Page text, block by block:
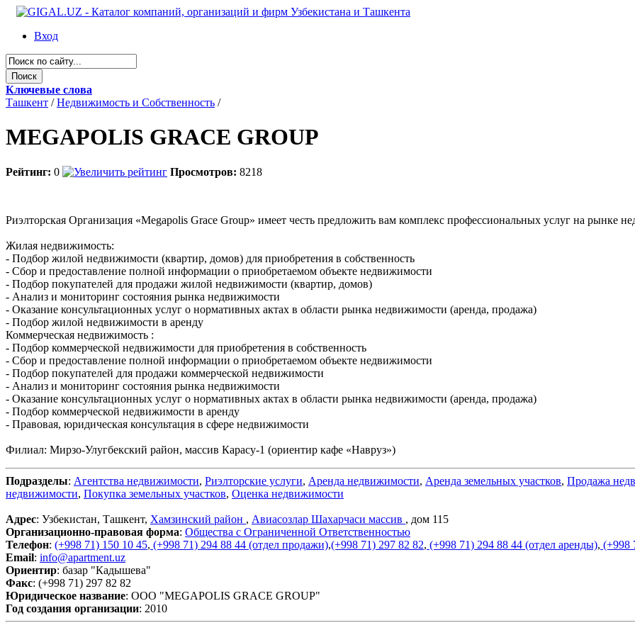
Вход
Ключевые слова
Ташкент / Недвижимость и Собственность /
MEGAPOLIS GRACE GROUP
Рейтинг: 0 Просмотров: 8218
Риэлторская Организация «Megapolis Grace Group» имеет честь предложить вам комплекс профессиональных услуг на рынке
Жилая недвижимость:
- Подбор жилой недвижимости (квартир, домов) для приобретения в собственность
- Сбор и предоставление полной информации о приобретаемом объекте недвижимости
- Подбор покупателей для продажи жилой недвижимости (квартир, домов)
- Анализ и мониторинг состояния рынка недвижимости
- Оказание консультационных услуг о нормативных актах в области рынка недвижимости (аренда, продажа)
- Подбор жилой недвижимости в аренду
Коммерческая недвижимость :
- Подбор коммерческой недвижимости для приобретения в собственность
- Сбор и предоставление полной информации о приобретаемом объекте недвижимости
- Подбор покупателей для продажи коммерческой недвижимости
- Анализ и мониторинг состояния рынка недвижимости
- Оказание консультационных услуг о нормативных актах в области рынка недвижимости (аренда, продажа)
- Подбор коммерческой недвижимости в аренду
- Правовая, юридическая консультация в сфере недвижимости
Филиал: Мирзо-Улугбекский район, массив Карасу-1 (ориентир кафе «Навруз»)
Подразделы: Агентства недвижимости, Риэлторские услуги, Аренда недвижимости, Аренда земельных участков, Продажа
недвижимости, Покупка земельных участков, Оценка недвижимости
Адрес: Узбекистан, Ташкент, Хамзинский район , Авиасозлар Шахарчаси массив , дом 115
Организационно-правовая форма: Общества с Ограниченной Ответственностью
Телефон: (+998 71) 150 10 45, (+998 71) 294 88 44 (отдел продажи),(+998 71) 297 82 82, (+998 71) 294 88 44 (отдел аренды), (+998
Email: info@apartment.uz
Ориентир: базар "Кадышева"
Факс: (+998 71) 297 82 82
Юридическое название: OOO "MEGAPOLIS GRACE GROUP"
Год создания организации: 2010